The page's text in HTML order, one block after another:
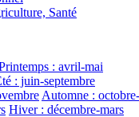
Santé
: avril-mai
: juin-septembre
Automne :
Hiver : décembre-mars